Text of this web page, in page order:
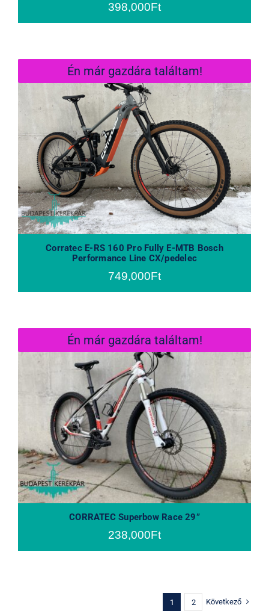
398,000Ft
Én már gazdára találtam!
Corratec E-RS 160 Pro Fully E-MTB
Bosch Performance Line CX/pedelec
Corratec E-RS 160 Pro Fully E-MTB Bosch
Performance Line CX/pedelec
749,000Ft
Én már gazdára találtam!
CORRATEC Superbow Race 29”
CORRATEC Superbow Race 29”
238,000Ft
1 2 Következő